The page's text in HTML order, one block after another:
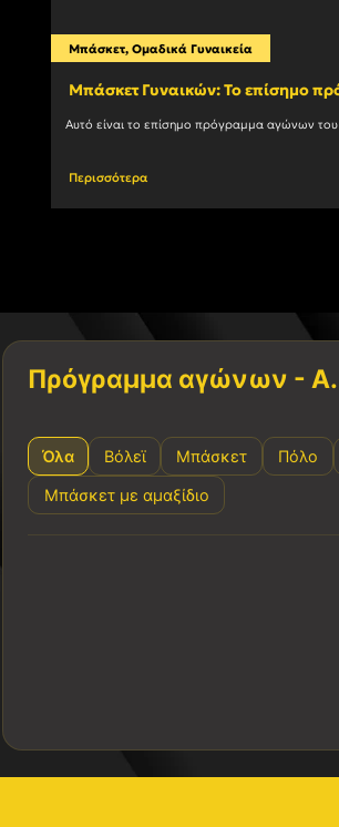
Μπάσκετ, Ομαδικά Γυναικεία
Mπάσκετ Γυναικών: Το επίσημο
Περισσότερα
Πρόγραμμα αγώνων -
Όλα Βόλεϊ Μπάσκετ Πόλο
Μπάσκετ με αμαξίδιο